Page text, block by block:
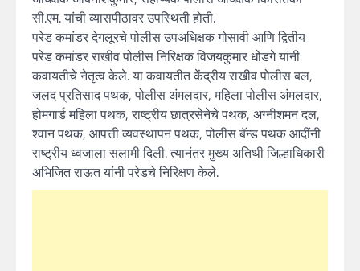
सी.एम. यांची व्यासपीठावर उपस्थिती होती.
परेड कमांडर देगलूरचे पोलीस उपअधिक्षक गोसावी आणि द्वितीय
परेड कमांडर राखीव पोलीस निरिक्षक विजयकुमार धोंडगे यांनी
कवायतीचे नेतृत्व केले. या कवायतीत केंद्रीय राखीव पोलीस बल,
जलद प्रतिसाद पथक, पोलीस अंमलदार, महिला पोलीस अंमलदार,
होमगार्ड महिला पथक, राष्ट्रीय छात्रसेनेचे पथक, अग्नीशमन दल,
श्वान पथक, आपत्ती व्यवस्थापन पथक, पोलीस बॅन्ड पथक आदींनी
राष्ट्रीय ध्वजाला सलामी दिली. त्यानंतर मुख्य अतिथी जिल्हाधिकारी
अभिजित राऊत यांनी परेडचे निरिक्षण केले.